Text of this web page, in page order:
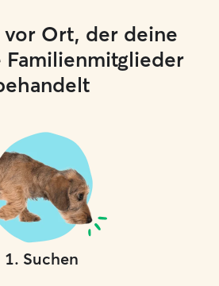
Ort, der deine
Familienmitglieder
1. Suchen